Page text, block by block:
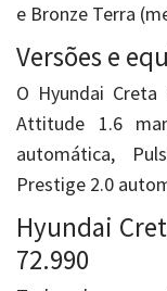
e Bronze Terra
Versões e
O Hyundai
Attitude 1.6
automática,
Prestige 2.0
Hyundai
72.990